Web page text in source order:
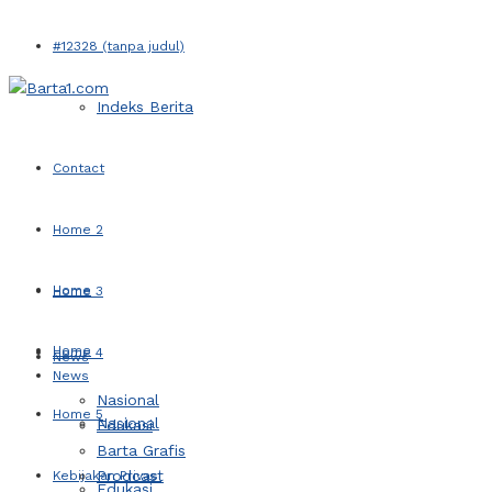
#12328 (tanpa judul)
Indeks Berita
Contact
Home 2
Home 3
Home 4
Home 5
Kebijakan Privasi
Home
News
Nasional
Home
News
Nasional
Edukasi
Barta Grafis
Prodcast